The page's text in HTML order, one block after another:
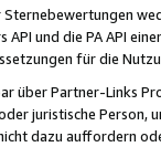
API und die PA API
für die
über Partner-Links
juristische
dazu auffordern